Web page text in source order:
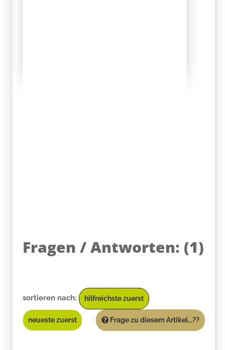
Fragen / Antworten: (1)
sortieren nach: hilfreichste zuerst
neueste zuerst Frage zu diesem Artikel...??